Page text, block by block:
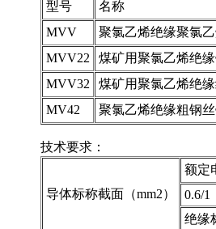
型号
名称
MVV
聚氯乙烯绝缘聚氯
MVV22
煤矿用聚氯乙烯绝
MVV32
煤矿用聚氯乙烯绝
MV42
聚氯乙烯绝缘粗钢
技术要求：
导体标称截面（mm2）
额定
0.6/1
绝缘